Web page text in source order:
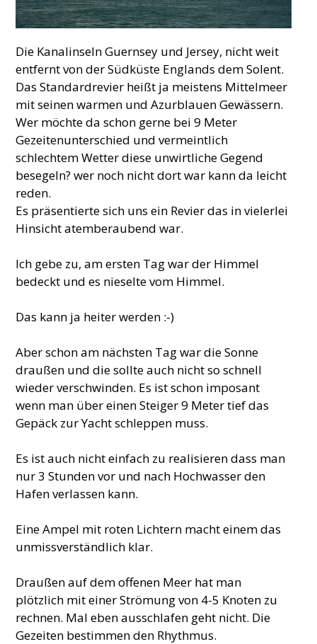
Die Kanalinseln Guernsey und Jersey, nicht weit
entfernt von der Südküste Englands dem Solent.
Das Standardrevier heißt ja meistens Mittelmeer
mit seinen warmen und Azurblauen Gewässern.
Wer möchte da schon gerne bei 9 Meter
Gezeitenunterschied und vermeintlich
schlechtem Wetter diese unwirtliche Gegend
besegeln? wer noch nicht dort war kann da leicht
reden.
Es präsentierte sich uns ein Revier das in vielerlei
Hinsicht atemberaubend war.
Ich gebe zu, am ersten Tag war der Himmel
bedeckt und es nieselte vom Himmel.
Das kann ja heiter werden :-)
Aber schon am nächsten Tag war die Sonne
draußen und die sollte auch nicht so schnell
wieder verschwinden. Es ist schon imposant
wenn man über einen Steiger 9 Meter tief das
Gepäck zur Yacht schleppen muss.
Es ist auch nicht einfach zu realisieren dass man
nur 3 Stunden vor und nach Hochwasser den
Hafen verlassen kann.
Eine Ampel mit roten Lichtern macht einem das
unmissverständlich klar.
Draußen auf dem offenen Meer hat man
plötzlich mit einer Strömung von 4-5 Knoten zu
rechnen. Mal eben ausschlafen geht nicht. Die
Gezeiten bestimmen den Rhythmus.